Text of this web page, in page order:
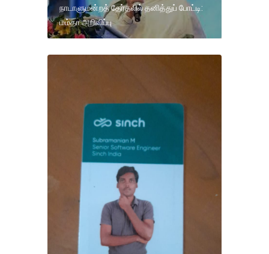
நாடாளுமன்றத் தேர்தலில் தனித்துப் போட்டி:
மம்தா அறிவிப்பு